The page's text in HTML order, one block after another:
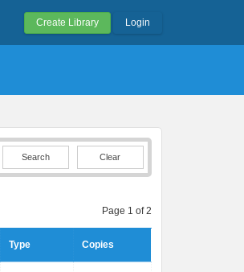
Create Library Login
Clear
Page 1 of 2
Type Copies